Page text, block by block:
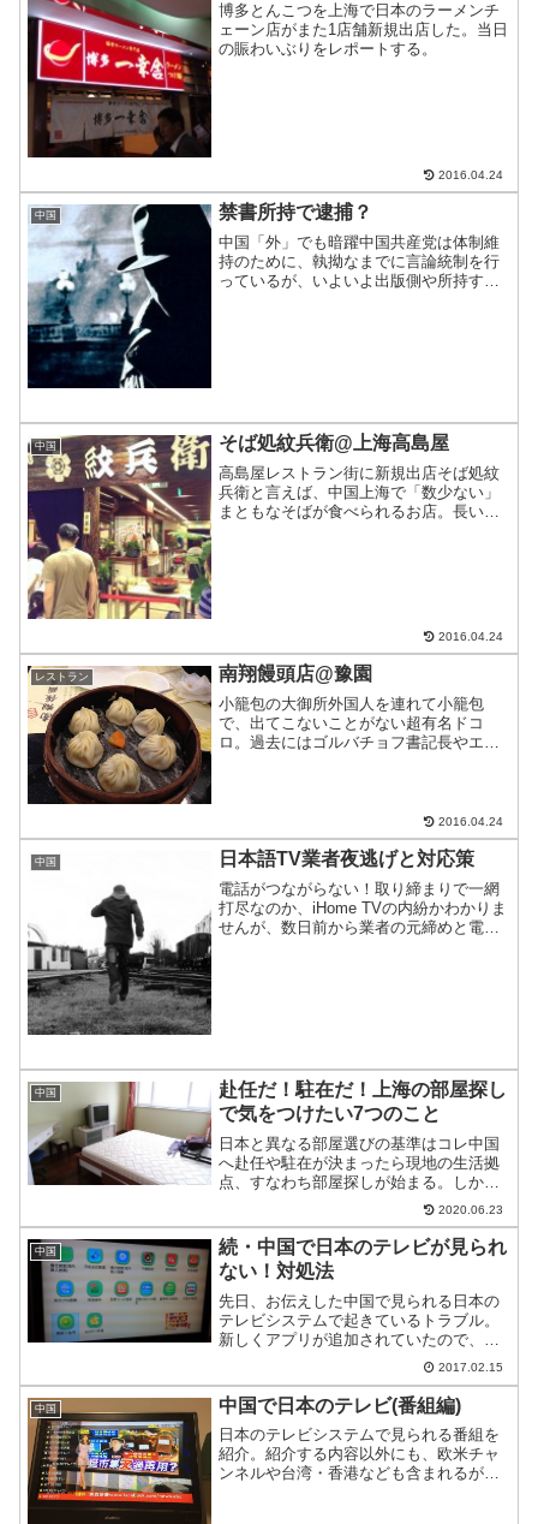
博多とんこつを上海で日本のラーメンチ
ェーン店がまた1店舗新規出店した。当日
の賑わいぶりをレポートする。
2016.04.24
中国 禁書所持で逮捕？
中国「外」でも暗躍中国共産党は体制維
持のために、執拗なまでに言論統制を行
っているが、いよいよ出版側や所持する
中国 そば処紋兵衛@上海高島屋
高島屋レストラン街に新規出店そば処紋
兵衛と言えば、中国上海で「数少ない」
まともなそばが食べられるお店。長いこ
2016.04.24
レストラン 南翔饅頭店@豫園
小籠包の大御所外国人を連れて小籠包
で、出てこないことがない超有名ドコ
ロ。過去にはゴルバチョフ書記長やエリ
2016.04.24
中国 日本語TV業者夜逃げと対応策
電話がつながらない！取り締まりで一網
打尽なのか、iHome TVの内紛かわかりま
せんが、数日前から業者の元締めと電話
中国
赴任だ！駐在だ！上海の部屋探し
で気をつけたい7つのこと
日本と異なる部屋選びの基準はコレ中国
へ赴任や駐在が決まったら現地の生活拠
点、すなわち部屋探しが始まる。しか
し、不動産のクオリティが高い日本の感
覚で、中国の部屋を探すととても痛い目
にあう。日本とは異なる基準で部屋選び
が必要なのだ。そこで、注意...
2020.06.23
中国
続・中国で日本のテレビが見られ
ない！対処法
先日、お伝えした中国で見られる日本の
テレビシステムで起きているトラブル。
新しくアプリが追加されていたので、取
2017.02.15
中国 中国で日本のテレビ(番組編)
日本のテレビシステムで見られる番組を
紹介。紹介する内容以外にも、欧米チャ
ンネルや台湾・香港なども含まれるが、